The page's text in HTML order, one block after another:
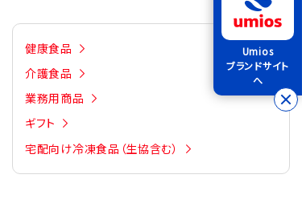
健康食品
介護食品
業務用商品
ギフト
宅配向け冷凍食品（生協含む）
Umios
ブランドサイト
へ